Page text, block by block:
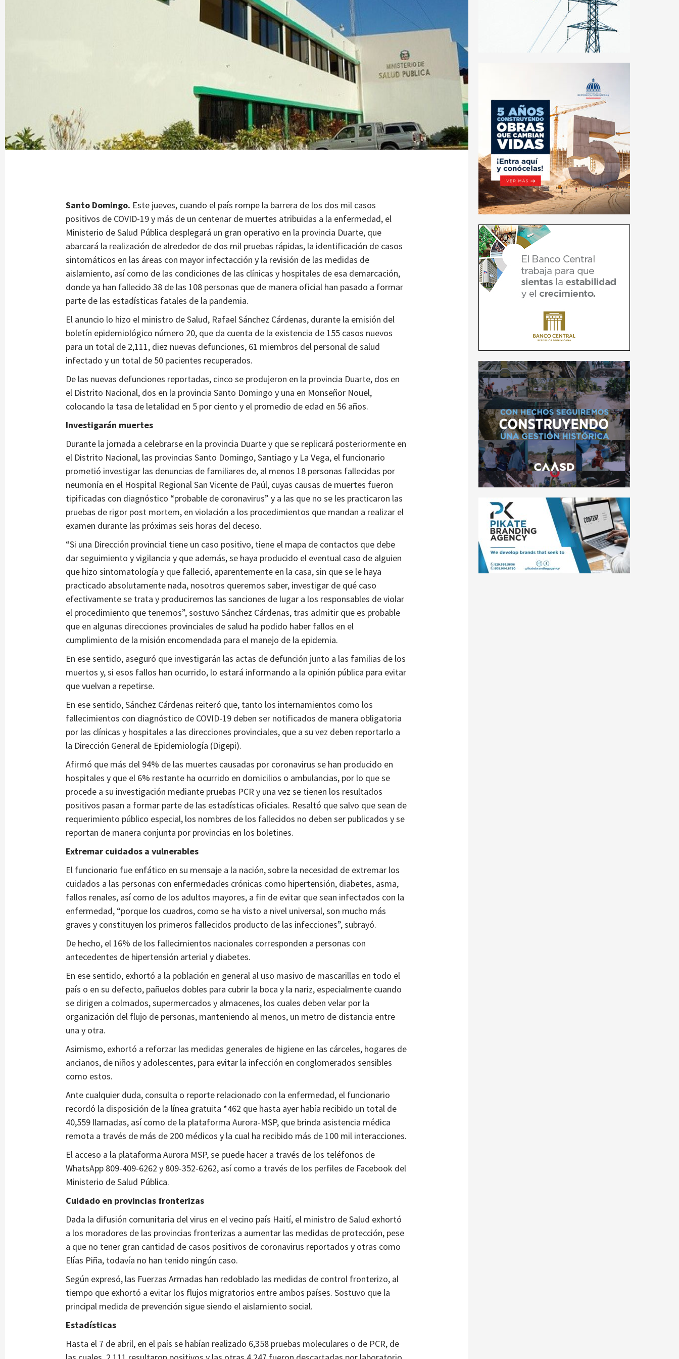
Santo Domingo. Este jueves, cuando el país rompe la barrera de los dos mil casos
positivos de COVID-19 y más de un centenar de muertes atribuidas a la enfermedad, el
Ministerio de Salud Pública desplegará un gran operativo en la provincia Duarte, que
abarcará la realización de alrededor de dos mil pruebas rápidas, la identificación de casos
sintomáticos en las áreas con mayor infectacción y la revisión de las medidas de
aislamiento, así como de las condiciones de las clínicas y hospitales de esa demarcación,
donde ya han fallecido 38 de las 108 personas que de manera oficial han pasado a formar
parte de las estadísticas fatales de la pandemia.
El anuncio lo hizo el ministro de Salud, Rafael Sánchez Cárdenas, durante la emisión del
boletín epidemiológico número 20, que da cuenta de la existencia de 155 casos nuevos
para un total de 2,111, diez nuevas defunciones, 61 miembros del personal de salud
infectado y un total de 50 pacientes recuperados.
De las nuevas defunciones reportadas, cinco se produjeron en la provincia Duarte, dos en
el Distrito Nacional, dos en la provincia Santo Domingo y una en Monseñor Nouel,
colocando la tasa de letalidad en 5 por ciento y el promedio de edad en 56 años.
Investigarán muertes
Durante la jornada a celebrarse en la provincia Duarte y que se replicará posteriormente en
el Distrito Nacional, las provincias Santo Domingo, Santiago y La Vega, el funcionario
prometió investigar las denuncias de familiares de, al menos 18 personas fallecidas por
neumonía en el Hospital Regional San Vicente de Paúl, cuyas causas de muertes fueron
tipificadas con diagnóstico “probable de coronavirus” y a las que no se les practicaron las
pruebas de rigor post mortem, en violación a los procedimientos que mandan a realizar el
examen durante las próximas seis horas del deceso.
“Si una Dirección provincial tiene un caso positivo, tiene el mapa de contactos que debe
dar seguimiento y vigilancia y que además, se haya producido el eventual caso de alguien
que hizo sintomatología y que falleció, aparentemente en la casa, sin que se le haya
practicado absolutamente nada, nosotros queremos saber, investigar de qué caso
efectivamente se trata y produciremos las sanciones de lugar a los responsables de violar
el procedimiento que tenemos”, sostuvo Sánchez Cárdenas, tras admitir que es probable
que en algunas direcciones provinciales de salud ha podido haber fallos en el
cumplimiento de la misión encomendada para el manejo de la epidemia.
En ese sentido, aseguró que investigarán las actas de defunción junto a las familias de los
muertos y, si esos fallos han ocurrido, lo estará informando a la opinión pública para evitar
que vuelvan a repetirse.
En ese sentido, Sánchez Cárdenas reiteró que, tanto los internamientos como los
fallecimientos con diagnóstico de COVID-19 deben ser notificados de manera obligatoria
por las clínicas y hospitales a las direcciones provinciales, que a su vez deben reportarlo a
la Dirección General de Epidemiología (Digepi).
Afirmó que más del 94% de las muertes causadas por coronavirus se han producido en
hospitales y que el 6% restante ha ocurrido en domicilios o ambulancias, por lo que se
procede a su investigación mediante pruebas PCR y una vez se tienen los resultados
positivos pasan a formar parte de las estadísticas oficiales. Resaltó que salvo que sean de
requerimiento público especial, los nombres de los fallecidos no deben ser publicados y se
reportan de manera conjunta por provincias en los boletines.
Extremar cuidados a vulnerables
El funcionario fue enfático en su mensaje a la nación, sobre la necesidad de extremar los
cuidados a las personas con enfermedades crónicas como hipertensión, diabetes, asma,
fallos renales, así como de los adultos mayores, a fin de evitar que sean infectados con la
enfermedad, “porque los cuadros, como se ha visto a nivel universal, son mucho más
graves y constituyen los primeros fallecidos producto de las infecciones”, subrayó.
De hecho, el 16% de los fallecimientos nacionales corresponden a personas con
antecedentes de hipertensión arterial y diabetes.
En ese sentido, exhortó a la población en general al uso masivo de mascarillas en todo el
país o en su defecto, pañuelos dobles para cubrir la boca y la nariz, especialmente cuando
se dirigen a colmados, supermercados y almacenes, los cuales deben velar por la
organización del flujo de personas, manteniendo al menos, un metro de distancia entre
una y otra.
Asimismo, exhortó a reforzar las medidas generales de higiene en las cárceles, hogares de
ancianos, de niños y adolescentes, para evitar la infección en conglomerados sensibles
como estos.
Ante cualquier duda, consulta o reporte relacionado con la enfermedad, el funcionario
recordó la disposición de la línea gratuita *462 que hasta ayer había recibido un total de
40,559 llamadas, así como de la plataforma Aurora-MSP, que brinda asistencia médica
remota a través de más de 200 médicos y la cual ha recibido más de 100 mil interacciones.
El acceso a la plataforma Aurora MSP, se puede hacer a través de los teléfonos de
WhatsApp 809-409-6262 y 809-352-6262, así como a través de los perfiles de Facebook del
Ministerio de Salud Pública.
Cuidado en provincias fronterizas
Dada la difusión comunitaria del virus en el vecino país Haití, el ministro de Salud exhortó
a los moradores de las provincias fronterizas a aumentar las medidas de protección, pese
a que no tener gran cantidad de casos positivos de coronavirus reportados y otras como
Elías Piña, todavía no han tenido ningún caso.
Según expresó, las Fuerzas Armadas han redoblado las medidas de control fronterizo, al
tiempo que exhortó a evitar los flujos migratorios entre ambos países. Sostuvo que la
principal medida de prevención sigue siendo el aislamiento social.
Estadísticas
Hasta el 7 de abril, en el país se habían realizado 6,358 pruebas moleculares o de PCR, de